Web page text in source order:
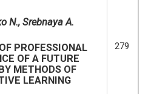
N., Srebnaya A.
PROFESSIONAL
OF A FUTURE
METHODS OF
LEARNING
279